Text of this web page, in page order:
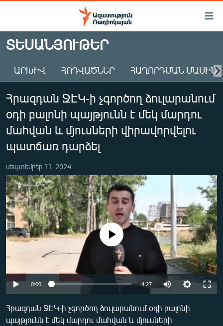
Մատչելիության
Անցնել
հիմնական
Անցնել
հիմնական
մենյուին
Որոնում
ԱԶԱՏՈՒԹՅՈՒՆ TV
ՀԱՅԱՍՏԱՆ
ԸՆՏՐՈՒԹՅՈՒՆՆԵՐ 2026
ԻՐԱՎՈՒՆՔ
ՀԱՍԱՐԱԿՈՒԹՅՈՒՆ
ՂԱՐԱԲԱՂ
ՊԱՏԵՐԱԶՄԻ 6 ՇԱԲԱԹՆԵՐԸ
ՏԱՐԱԾԱՇՐՋԱՆ
ՄԻՋԱԶԳԱՅԻՆ
ՄԵԿՆԱԲԱՆՈՒԹՅՈՒՆ
ՏՏ ԵՒ ԻՆՏԵՐՆԵՏ
ԿՈՐՈՆԱՎԻՐՈՒՍ
ՏԵՍԱՆՅՈՒԹԵՐ
ԱՐԽԻՎ ՀՈԴՎԱԾՆԵՐ ՀԱՂՈՐԴՄԱՆ ՄԱՍԻՆ
Հրազդան ՋԷԿ-ի չգործող ձուլարանում
օդի բալոնի պայթյունն է մեկ մարդու
մահվան և մյուսների վիրավորվելու
պատճառ դարձել
սեպտեմբեր 11, 2024
No media source currently available
0:00 4:27
360p
Հրազդան ՋԷԿ-ի չգործող ձուլարանում օդի բալոնի
պայթյունն է մեկ մարդու մահվան և մյուսների